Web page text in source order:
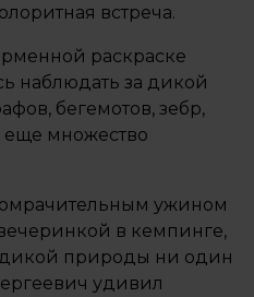
встреча.
раскраске
наблюдать за дикой
бегемотов, зебр,
еще множество
ужином
в кемпинге,
дикой природы ни один
удивил